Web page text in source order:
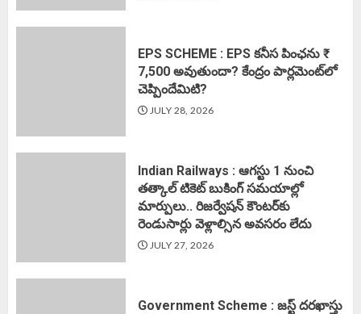
EPS SCHEME : EPS కనీస పింఛను ₹
7,500 అవుతుందా? కేంద్రం పార్లమెంట్‌లో
చెప్పిందేమిటి?
JULY 28, 2026
Indian Railways : ఆగస్టు 1 నుంచి
తత్కాల్‌ టికెట్‌ బుకింగ్‌ సమయాల్లో
మార్పులు.. రిజర్వేషన్ కౌంటర్‌కు
రెండుసార్లు వెళ్లాల్సిన అవసరం లేదు
JULY 27, 2026
Government Scheme : జస్ట్ దరఖాస్తు